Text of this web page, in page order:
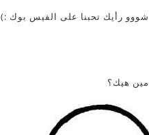
شووو رأيك تحبنا على الفيس بوك :)
مين هيك؟